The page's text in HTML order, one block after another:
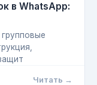
в WhatsApp:
Читать →